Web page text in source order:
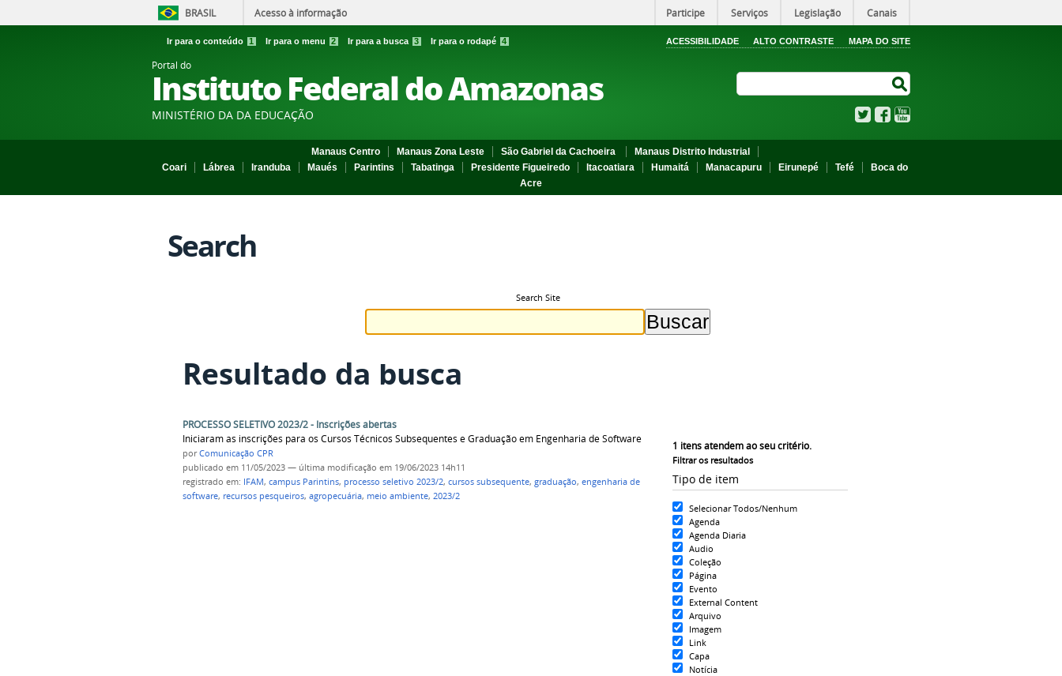
BRASIL Acesso à informação Participe Serviços Legislação Canais
Ir para o conteúdo 1 Ir para o menu 2 Ir para a busca 3 Ir para o rodapé 4 ACESSIBILIDADE ALTO CONTRASTE MAPA DO SITE
Portal do
Instituto Federal do Amazonas
MINISTÉRIO DA DA EDUCAÇÃO TwitterFacebook
Manaus Centro Manaus Zona Leste São Gabriel da Cachoeira
Manaus Distrito Industrial
Coari
Lábrea Iranduba Maués Parintins Tabatinga Presidente Figueiredo Itacoatiara Humaitá Manacapuru Eirunepé Tefé
Boca do
Acre
Search
Search Site
Resultado da busca
1 itens atendem ao seu critério.
Filtrar os resultados
Tipo de item
Selecionar Todos/Nenhum
Agenda
Agenda Diaria
Audio
Coleção
Página
Evento
External Content
Arquivo
Imagem
Link
Capa
Notícia
PROCESSO SELETIVO 2023/2 - Inscrições abertas
Iniciaram as inscrições para os Cursos Técnicos Subsequentes e Graduação em Engenharia de Software
porComunicação CPR
publicado em 11/05/2023 — última modificação em 19/06/2023 14h11
registrado em: IFAM, campus Parintins, processo seletivo 2023/2, cursos subsequente, graduação, engenharia de
software, recursos pesqueiros, agropecuária, meio ambiente, 2023/2